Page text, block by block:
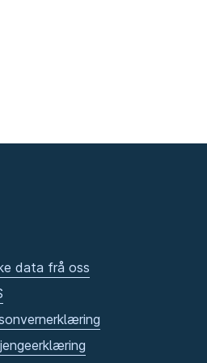
data frå oss